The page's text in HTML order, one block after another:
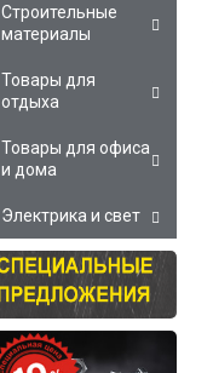
Строительные
материалы
Товары для
отдыха
Товары для офиса
и дома
Электрика и свет